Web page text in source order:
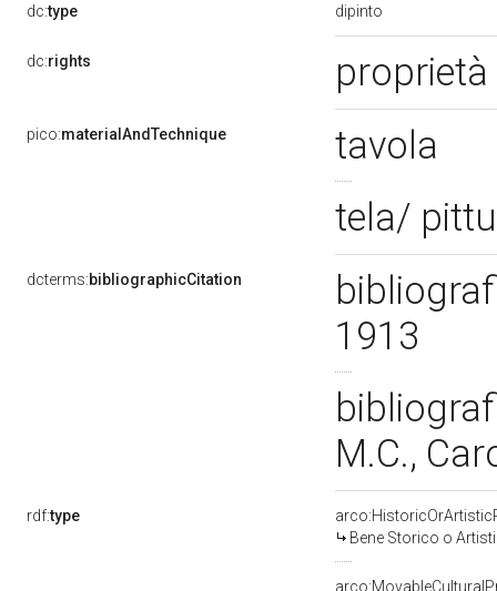
dc:type dipinto
dc:rights
pico:materialAndTechnique
tavola
tela/
dcterms:bibliographicCitation
1913
M.C.,
rdf:type
Bene Storico o